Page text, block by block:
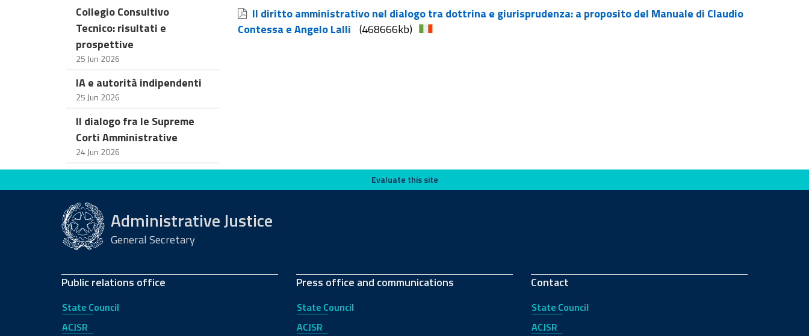
Collegio Consultivo
Tecnico: risultati e
prospettive
25 Jun 2026
IA e autorità indipendenti
25 Jun 2026
Il dialogo fra le Supreme
Corti Amministrative
24 Jun 2026
Il diritto amministrativo nel dialogo tra dottrina e giurisprudenza: a proposito del Manuale di Claudio
Contessa e Angelo Lalli (468666kb)
Evaluate this site Evaluate this site
Administrative Justice
General Secretary
Public relations office
State Council
ACJSR
Press office and communications
State Council
ACJSR
Contact
State Council
ACJSR